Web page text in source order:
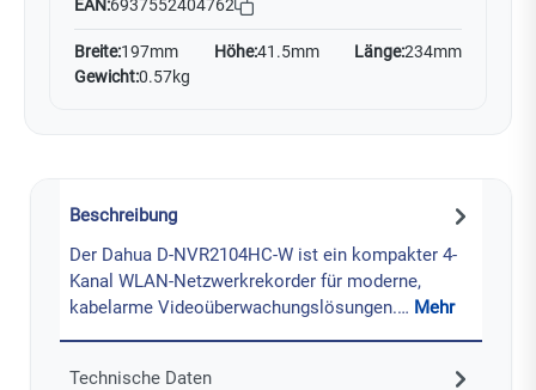
EAN:6937552404762
Breite:197mm Höhe:41.5mm Länge:234mm
Gewicht:0.57kg
Beschreibung
Der Dahua D-NVR2104HC-W ist ein kompakter 4-
Kanal WLAN-Netzwerkrekorder für moderne,
kabelarme Videoüberwachungslösungen.… Mehr
Technische Daten